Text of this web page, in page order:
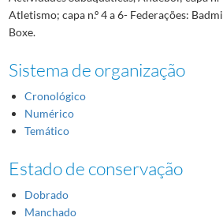
Atletismo; capa n.º 4 a 6- Federações:
Boxe.
Sistema de organização
Cronológico
Numérico
Temático
Estado de conservação
Dobrado
Manchado